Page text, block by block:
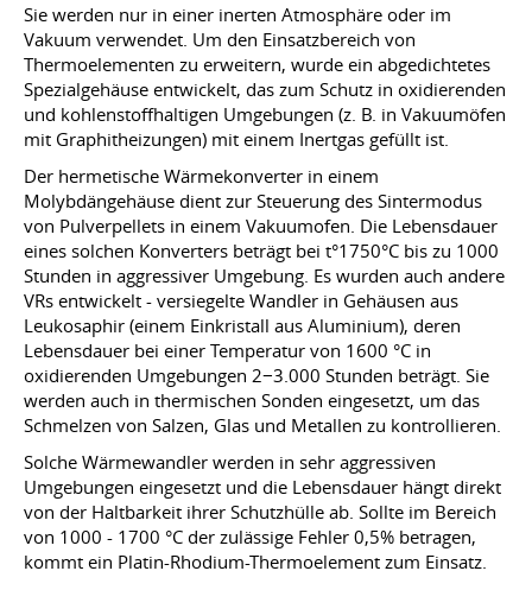
Sie werden nur in einer inerten Atmosphäre oder im
Vakuum verwendet. Um den Einsatzbereich von
Thermoelementen zu erweitern, wurde ein abgedichtetes
Spezialgehäuse entwickelt, das zum Schutz in oxidierenden
und kohlenstoffhaltigen Umgebungen (z. B. in Vakuumöfen
mit Graphitheizungen) mit einem Inertgas gefüllt ist.
Der hermetische Wärmekonverter in einem
Molybdängehäuse dient zur Steuerung des Sintermodus
von Pulverpellets in einem Vakuumofen. Die Lebensdauer
eines solchen Konverters beträgt bei t°1750°C bis zu 1000
Stunden in aggressiver Umgebung. Es wurden auch andere
VRs entwickelt - versiegelte Wandler in Gehäusen aus
Leukosaphir (einem Einkristall aus Aluminium), deren
Lebensdauer bei einer Temperatur von 1600 °C in
oxidierenden Umgebungen 2−3.000 Stunden beträgt. Sie
werden auch in thermischen Sonden eingesetzt, um das
Schmelzen von Salzen, Glas und Metallen zu kontrollieren.
Solche Wärmewandler werden in sehr aggressiven
Umgebungen eingesetzt und die Lebensdauer hängt direkt
von der Haltbarkeit ihrer Schutzhülle ab. Sollte im Bereich
von 1000 - 1700 °C der zulässige Fehler 0,5% betragen,
kommt ein Platin-Rhodium-Thermoelement zum Einsatz.